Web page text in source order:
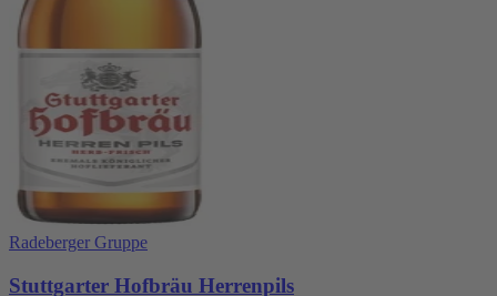
Radeberger Gruppe
Stuttgarter Hofbräu Herrenpils